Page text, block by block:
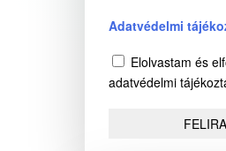
Adatvédelmi
Elolvastam és
adatvédelmi